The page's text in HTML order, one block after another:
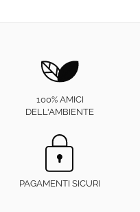
100% AMICI
DELL'AMBIENTE
PAGAMENTI SICURI